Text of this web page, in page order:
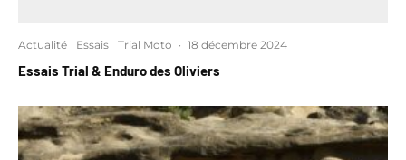
Actualité Essais Trial Moto · 18 décembre 2024
Essais Trial & Enduro des Oliviers